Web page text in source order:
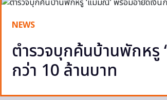
NEWS
ตำรวจบุกค้นบ้านพักหรู
กว่า 10 ล้านบาท